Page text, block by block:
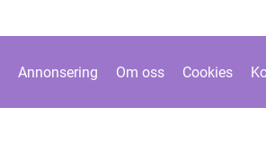
Annonsering Om oss Cookies